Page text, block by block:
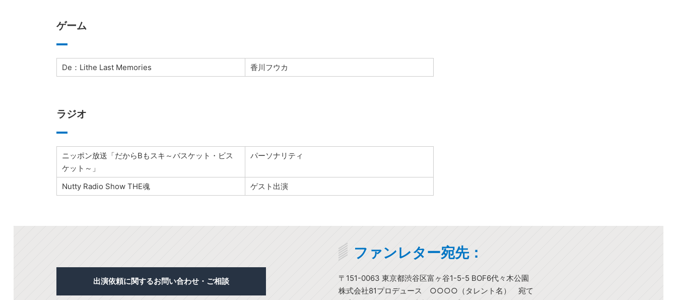
ゲーム
De：Lithe Last Memories 香川フウカ
ラジオ
ニッポン放送「だからBもスキ～バスケット・ビス
ケット～」
パーソナリティ
Nutty Radio Show THE魂 ゲスト出演
出演依頼に関するお問い合わせ・ご相談
ファンレター宛先：
〒151-0063 東京都渋谷区富ヶ谷1-5-5 BOF6代々木公園
株式会社81プロデュース ○○○○（タレント名） 宛て